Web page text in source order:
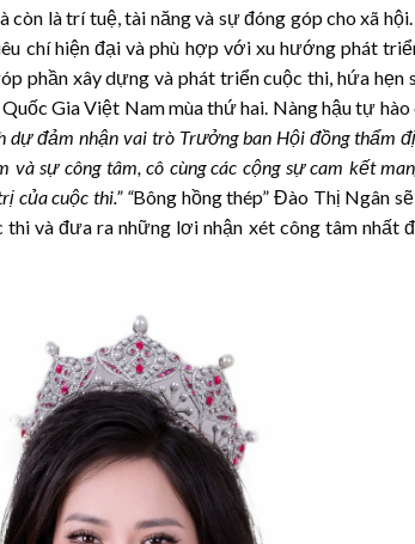
còn là trí tuệ, tài năng và sự đóng góp cho xã
chí hiện đại và phù hợp với xu hướng phát
phần xây dựng và phát triển cuộc thi, hứa hẹn
Gia Việt Nam mùa thứ hai. Nàng hậu tự hào
dự đảm nhận vai trò Trưởng ban Hội đồng thẩm
và sự công tâm, cô cùng các cộng sự cam kết
của cuộc thi.” “Bông hồng thép” Đào Thị Ngân
thi và đưa ra những lơi nhận xét công tâm nhất